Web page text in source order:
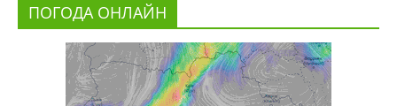
ПОГОДА ОНЛАЙН